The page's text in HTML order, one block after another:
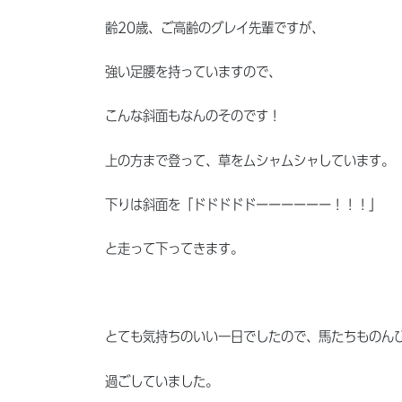
齢20歳、ご高齢のグレイ先輩ですが、
強い足腰を持っていますので、
こんな斜面もなんのそのです！
上の方まで登って、草をムシャムシャしています。
下りは斜面を「ドドドドドーーーーーー！！！」
と走って下ってきます。
とても気持ちのいい一日でしたので、馬たちものん
過ごしていました。